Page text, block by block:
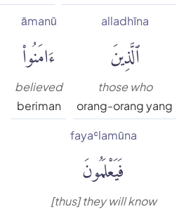
alladhīna
ٱلَّذِينَ
those who
orang-orang yang
āmanū
ءَامَنُوا۟
believed
beriman
fayaʿlamūna
فَيَعْلَمُونَ
[thus] they will know